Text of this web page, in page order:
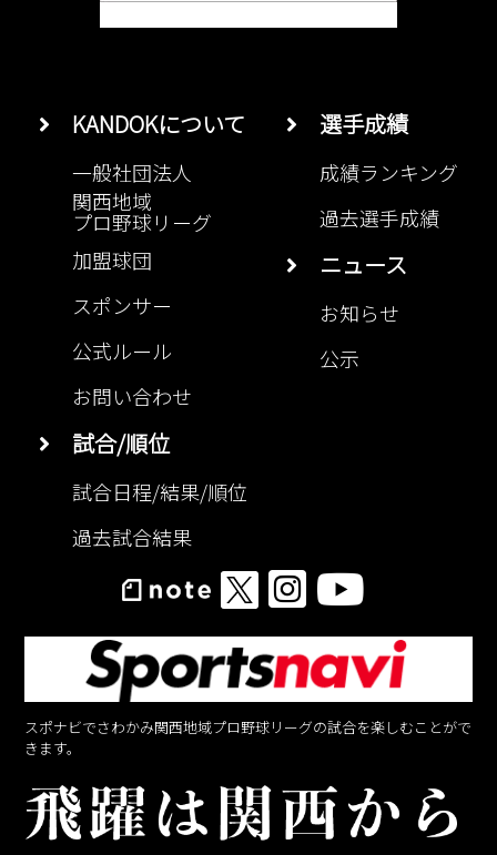
KANDOKについて
一般社団法人
関西地域
プロ野球リーグ
加盟球団
スポンサー
公式ルール
お問い合わせ
試合/順位
試合日程/結果/順位
過去試合結果
選手成績
成績ランキング
過去選手成績
ニュース
お知らせ
公示
スポナビでさわかみ関西地域プロ野球リーグの試合を楽しむことがで
きます。